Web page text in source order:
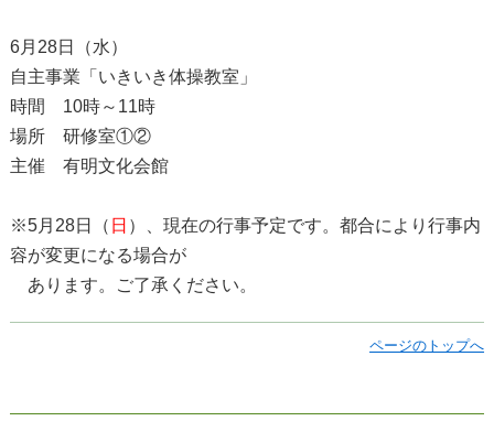
6月28日（水）
自主事業「いきいき体操教室」
時間 10時～11時
場所 研修室①②
主催 有明文化会館
※5月28日（ 日 ）、現在の行事予定です。都合により行事内
容が変更になる場合が
あります。ご了承ください。
ページのトップへ